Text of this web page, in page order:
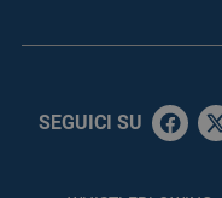
SEGUICI SU